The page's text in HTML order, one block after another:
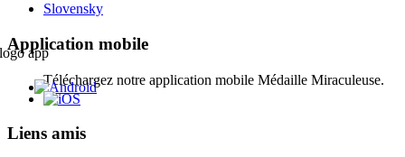
Slovensky
Application mobile
Téléchargez notre application mobile Médaille Miraculeuse.
Liens amis